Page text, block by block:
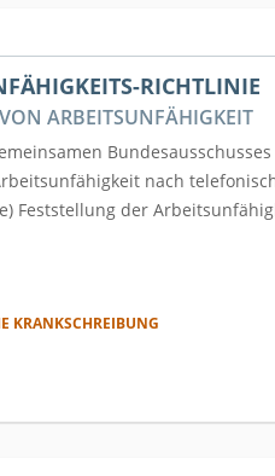
RICHTLINIE
ARBEITSUNFÄHIGKEIT
nach
Feststellung der
KRANKSCHREIBUNG